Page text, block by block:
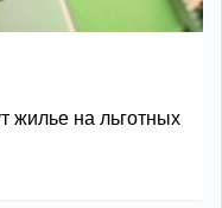
на льготных